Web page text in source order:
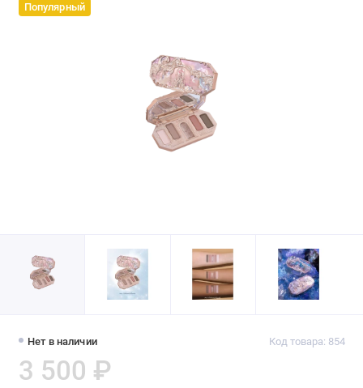
Популярный
Нет в наличии Код товара: 854
3 500 ₽